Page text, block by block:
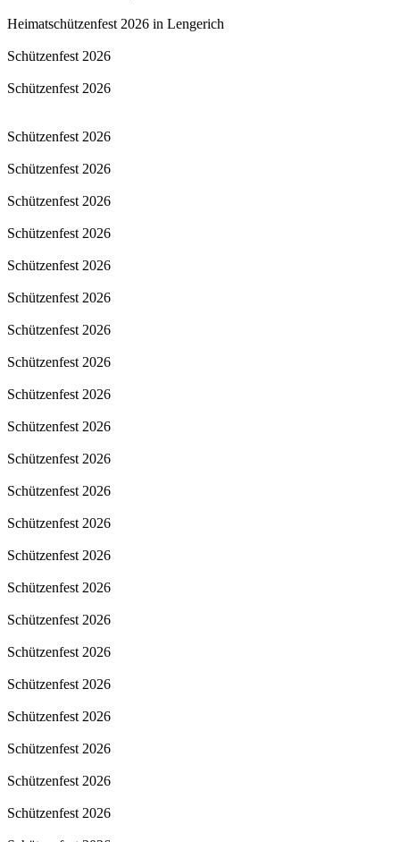
Heimatschützenfest 2026 in Lengerich
Schützenfest 2026
Schützenfest 2026
Schützenfest 2026
Schützenfest 2026
Schützenfest 2026
Schützenfest 2026
Schützenfest 2026
Schützenfest 2026
Schützenfest 2026
Schützenfest 2026
Schützenfest 2026
Schützenfest 2026
Schützenfest 2026
Schützenfest 2026
Schützenfest 2026
Schützenfest 2026
Schützenfest 2026
Schützenfest 2026
Schützenfest 2026
Schützenfest 2026
Schützenfest 2026
Schützenfest 2026
Schützenfest 2026
Schützenfest 2026